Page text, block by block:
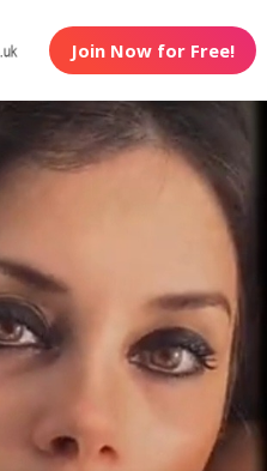
Join Now for Free!